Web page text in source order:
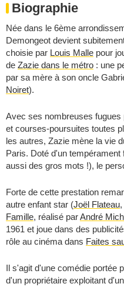
Biographie
Née dans le 6ème
Demongeot devient
choisie par Louis Malle pour
de Zazie dans le métro : une
par sa mère à son oncle
Noiret).
Avec ses nombreuses
et courses-poursuites toutes
les autres, Zazie mène la vie
Paris. Doté d'un
aussi des gros mots !), le
Forte de cette prestation
autre enfant star (Joël Flateau
Famille, réalisé parAndré
1961 et joue dans des
rôle au cinéma dans Faites
Il s'agit d'une comédie portée
d'un propriétaire exploitant